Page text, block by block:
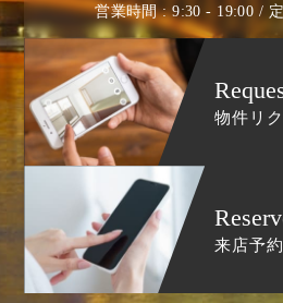
営業時間 : 9:30 - 19:00 /
物件リ
来店予約